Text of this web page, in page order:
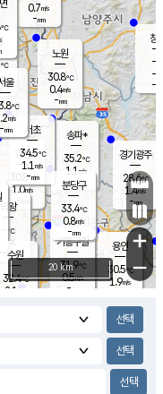
과천
30.8℃
1.0m/s
- mm
용인
30.5℃
1.9m/s
경기광주
28.6℃
1.4m/s
-mm
창
-
-m/
-
의왕
- ℃
m/s
mm
℃
m/s
노원
30.8℃
0.4m/s
-mm
송파*
35.2℃
1.1 m/s
-mm
서초
34.5℃
1.1 m/s
-mm
0.7m/s
-mm
기흥구갈
31.9℃
0.5m/s
-
분당구
33.4℃
0.8m/s
-mm
℃
수원
32.4℃
2.1 m/s
울
℃
m/s
-mm
+
−
20 km